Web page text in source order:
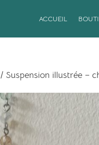
ACCUEIL
/ Suspension illustrée –